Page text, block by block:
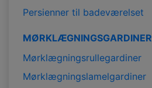
Persienner til badeværelset
MØRKLÆGNINGSGARDINER
Mørklægningsrullegardiner
Mørklægningslamelgardiner